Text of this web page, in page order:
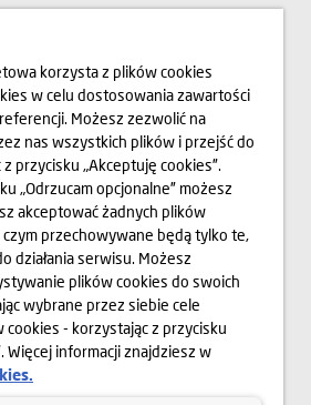
www.domd.pl wizualizacje, animacje oraz
poglądowy. Wygląd budynku oraz
nieznacznie ulec zmianie na etapie realizacji.
świadczenia oraz funkcjonalność budynku.
korzysta z plików cookies
w celu dostosowania zawartości
Możesz zezwolić na
nas wszystkich plików i przejść do
przycisku „Akceptuję cookies”.
„Odrzucam opcjonalne” możesz
akceptować żadnych plików
przechowywane będą tylko te,
działania serwisu. Możesz
plików cookies do swoich
wybrane przez siebie cele
- korzystając z przycisku
Więcej informacji znajdziesz w